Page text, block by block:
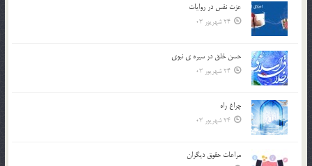
عزت نفس در روايات
24 شهریور 03
حسن خلق در سيره ي نبوي
24 شهریور 03
چراغ راه
24 شهریور 03
مراعات حقوق ديگران